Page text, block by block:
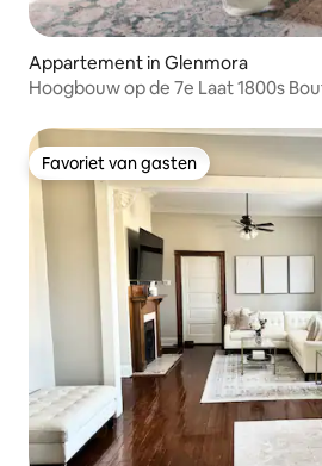
Appartement in Glenmora
Hoogbouw op de 7e Laat 1800s
Favoriet van gasten
Favoriet van gasten